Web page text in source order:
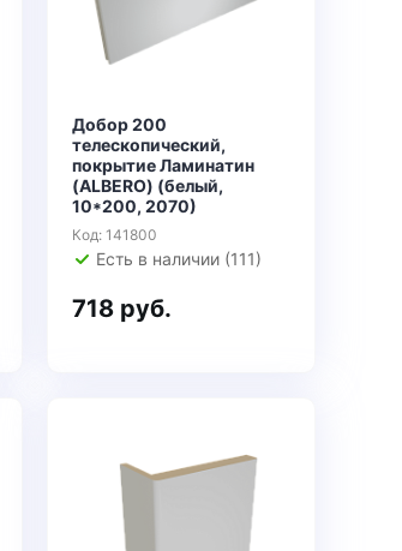
Добор 200
телескопический,
покрытие Ламинатин
(ALBERO) (белый,
10*200, 2070)
Код: 141800
Есть в наличии (111)
718 руб.